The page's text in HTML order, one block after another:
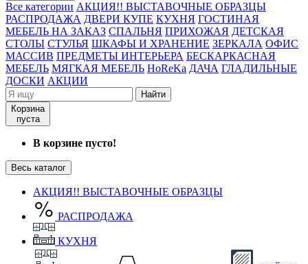
Все категории АКЦИЯ!! ВЫСТАВОЧНЫЕ ОБРАЗЦЫ
РАСПРОДАЖА ДВЕРИ КУПЕ КУХНЯ ГОСТИНАЯ
МЕБЕЛЬ НА ЗАКАЗ СПАЛЬНЯ ПРИХОЖАЯ ДЕТСКАЯ
СТОЛЫ СТУЛЬЯ ШКАФЫ И ХРАНЕНИЕ ЗЕРКАЛА ОФИС
МАССИВ ПРЕДМЕТЫ ИНТЕРЬЕРА БЕСКАРКАСНАЯ
МЕБЕЛЬ МЯГКАЯ МЕБЕЛЬ HoReKa ДАЧА ГЛАДИЛЬНЫЕ
ДОСКИ АКЦИИ
Найти
Корзина
пуста
В корзине пусто!
Весь каталог
АКЦИЯ!! ВЫСТАВОЧНЫЕ ОБРАЗЦЫ
РАСПРОДАЖА
КУХНЯ